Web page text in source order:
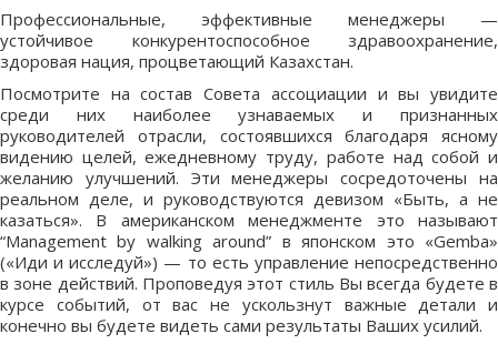
Профессиональные, эффективные менеджеры —
устойчивое конкурентоспособное здравоохранение,
здоровая нация, процветающий Казахстан.
Посмотрите на состав Совета ассоциации и вы увидите
среди них наиболее узнаваемых и признанных
руководителей отрасли, состоявшихся благодаря ясному
видению целей, ежедневному труду, работе над собой и
желанию улучшений. Эти менеджеры сосредоточены на
реальном деле, и руководствуются девизом «Быть, а не
казаться». В американском менеджменте это называют
“Management by walking around” в японском это «Gemba»
(«Иди и исследуй») — то есть управление непосредственно
в зоне действий. Проповедуя этот стиль Вы всегда будете в
курсе событий, от вас не ускользнут важные детали и
конечно вы будете видеть сами результаты Ваших усилий.